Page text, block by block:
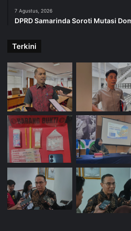
7 Agustus, 2026
DPRD Samarinda Soroti Mutasi
Terkini